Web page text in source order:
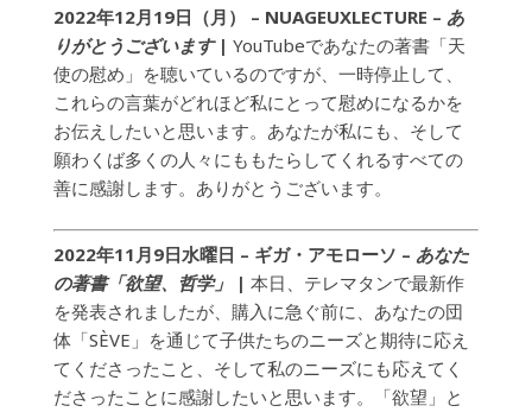
2022年12月19日（月） – NUAGEUXLECTURE – あ
りがとうございます| YouTubeであなたの著書「天
使の慰め」を聴いているのですが、一時停止して、
これらの言葉がどれほど私にとって慰めになるかを
お伝えしたいと思います。あなたが私にも、そして
願わくば多くの人々にももたらしてくれるすべての
善に感謝します。ありがとうございます。
2022年11月9日水曜日 – ギガ・アモローソ – あなた
の著書「欲望、哲学」
| 本日、テレマタンで最新作
を発表されましたが、購入に急ぐ前に、あなたの団
体「SÈVE」を通じて子供たちのニーズと期待に応え
てくださったこと、そして私のニーズにも応えてく
ださったことに感謝したいと思います。「欲望」と